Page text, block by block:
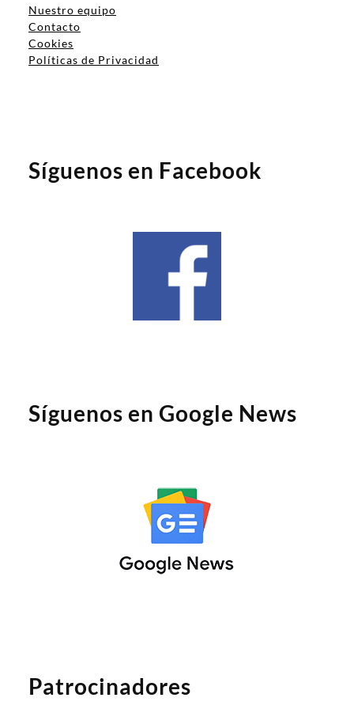
Nuestro equipo
Contacto
Cookies
Políticas de Privacidad
Síguenos en Facebook
Síguenos en Google News
Patrocinadores